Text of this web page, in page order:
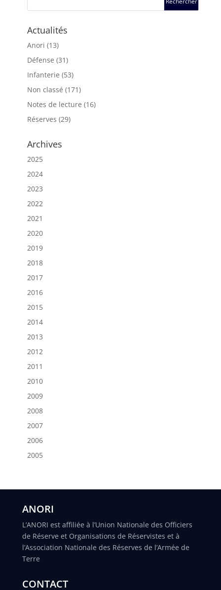
Actualités
Anori (13)
Défense (31)
Infanterie (53)
Non classé (171)
Notes de lecture (16)
Réserves (29)
Archives
2025
2024
2023
2022
2021
2020
2019
2018
2017
2016
2015
2014
2013
2012
2011
2010
2009
2008
2007
2006
2005
ANORI
L’ANORI est affiliée à l’Union Nationale des Officiers
de Réserve et Organisations de Réservistes et à
l’Association Nationale des Réserves de l’Armée de
Terre
CONTACT